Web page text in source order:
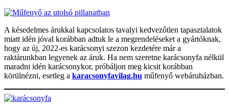
A késedelmes árukkal kapcsolatos tavalyi kedvezőtlen tapasztalatok
miatt idén jóval korábban adtuk le a megrendeléseket a gyártóknak,
hogy az új, 2022-es karácsonyi szezon kezdetére már a
raktárunkban legyenek az áruk. Ha nem szeretne karácsonyfa nélkül
maradni idén karácsonykor, próbáljon meg kicsit korábban
körülnézni, esetleg a karacsonyfavilag.hu műfenyő webáruházban.